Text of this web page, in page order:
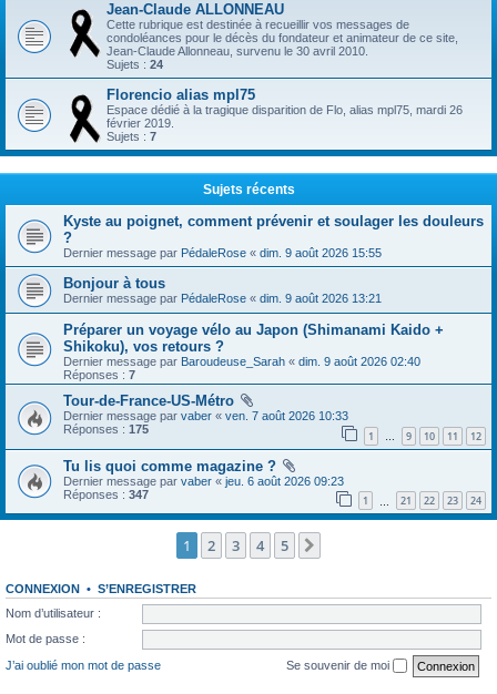
Jean-Claude ALLONNEAU
Cette rubrique est destinée à recueillir vos messages de
condoléances pour le décès du fondateur et animateur de ce site,
Jean-Claude Allonneau, survenu le 30 avril 2010.
Sujets : 24
Florencio alias mpl75
Espace dédié à la tragique disparition de Flo, alias mpl75, mardi 26
février 2019.
Sujets : 7
Sujets récents
Kyste au poignet, comment prévenir et soulager les douleurs
?
Dernier message par PédaleRose « dim. 9 août 2026 15:55
Bonjour à tous
Dernier message par PédaleRose « dim. 9 août 2026 13:21
Préparer un voyage vélo au Japon (Shimanami Kaido +
Shikoku), vos retours ?
Dernier message par Baroudeuse_Sarah « dim. 9 août 2026 02:40
Réponses : 7
Tour-de-France-US-Métro
Dernier message par vaber « ven. 7 août 2026 10:33
Réponses : 175 1 … 9 10 11 12
Tu lis quoi comme magazine ?
Dernier message par vaber « jeu. 6 août 2026 09:23
Réponses : 347 1 21 22 23 24
1 2 3 4 5
CONNEXION • S’ENREGISTRER
Nom d’utilisateur :
Mot de passe :
J’ai oublié mon mot de passe
Se souvenir de moi